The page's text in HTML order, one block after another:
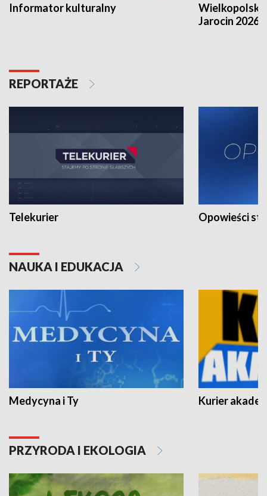
Informator kulturalny
Jarocin 2026
REPORTAŻE
Telekurier Opowieści
NAUKA I EDUKACJA
Medycyna i Ty Kurier
PRZYRODA I EKOLOGIA